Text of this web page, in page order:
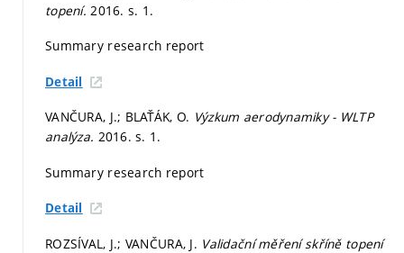
topení.2016. s. 1.
Summary research report
Detail
VANČURA, J.; BLAŤÁK, O. Výzkum aerodynamiky - WLTP
analýza. 2016.s. 1.
Summary research report
Detail
ROZSÍVAL, J.; VANČURA, J. Validační měření skříně topení